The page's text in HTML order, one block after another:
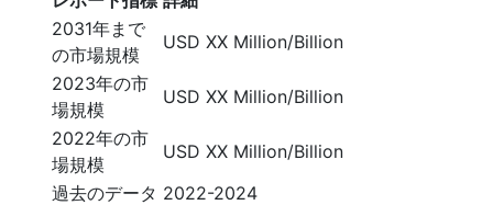
2031年まで
の市場規模
USD XX Million/Billion
2023年の市
場規模
USD XX Million/Billion
2022年の市
場規模
USD XX Million/Billion
過去のデータ 2022-2024